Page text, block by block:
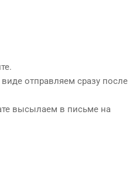
отправляем сразу после
высылаем в письме на